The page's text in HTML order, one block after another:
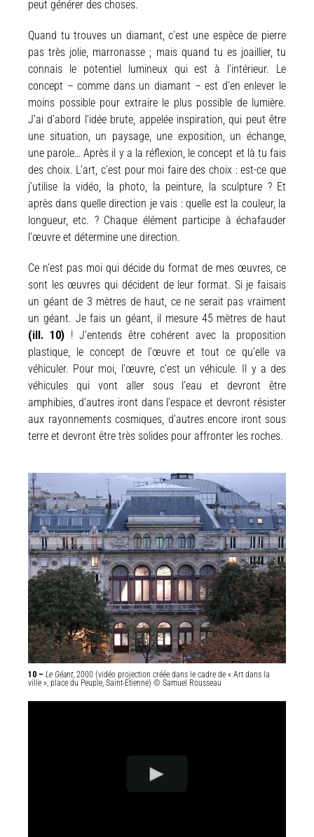
peut générer des choses.
Quand tu trouves un diamant, c’est une espèce de pierre
pas très jolie, marronasse ; mais quand tu es joaillier, tu
connais le potentiel lumineux qui est à l’intérieur. Le
concept – comme dans un diamant – est d’en enlever le
moins possible pour extraire le plus possible de lumière.
J’ai d’abord l’idée brute, appelée inspiration, qui peut être
une situation, un paysage, une exposition, un échange,
une parole… Après il y a la réflexion, le concept et là tu fais
des choix. L’art, c’est pour moi faire des choix : est-ce que
j’utilise la vidéo, la photo, la peinture, la sculpture ? Et
après dans quelle direction je vais : quelle est la couleur, la
longueur, etc. ? Chaque élément participe à échafauder
l’œuvre et détermine une direction.
Ce n’est pas moi qui décide du format de mes œuvres, ce
sont les œuvres qui décident de leur format. Si je faisais
un géant de 3 mètres de haut, ce ne serait pas vraiment
un géant. Je fais un géant, il mesure 45 mètres de haut
(ill. 10)! J’entends être cohérent avec la proposition
plastique, le concept de l’œuvre et tout ce qu’elle va
véhiculer. Pour moi, l’œuvre, c’est un véhicule. Il y a des
véhicules qui vont aller sous l’eau et devront être
amphibies, d’autres iront dans l’espace et devront résister
aux rayonnements cosmiques, d’autres encore iront sous
terre et devront être très solides pour affronter les roches.
10 – Le Géant, 2000 (vidéo projection créée dans le cadre de « Art dans la
ville », place du Peuple, Saint-Etienne) © Samuel Rousseau